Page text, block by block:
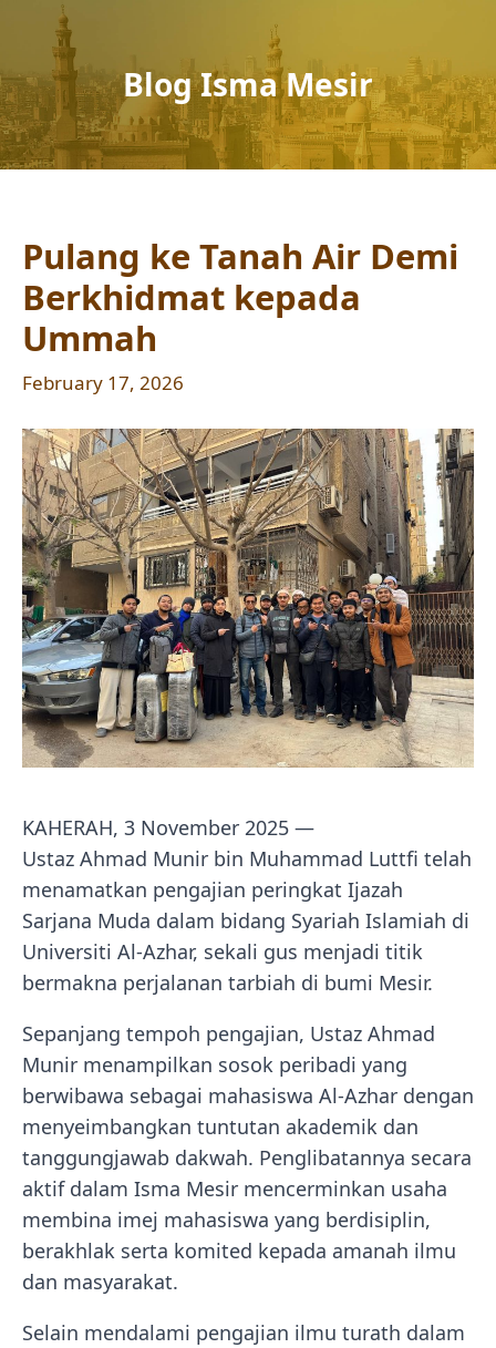
Blog Isma Mesir
Pulang ke Tanah Air Demi
Berkhidmat kepada
Ummah
February 17, 2026
KAHERAH, 3 November 2025 —
Ustaz Ahmad Munir bin Muhammad Luttfi telah
menamatkan pengajian peringkat Ijazah
Sarjana Muda dalam bidang Syariah Islamiah di
Universiti Al-Azhar, sekali gus menjadi titik
bermakna perjalanan tarbiah di bumi Mesir.
Sepanjang tempoh pengajian, Ustaz Ahmad
Munir menampilkan sosok peribadi yang
berwibawa sebagai mahasiswa Al-Azhar dengan
menyeimbangkan tuntutan akademik dan
tanggungjawab dakwah. Penglibatannya secara
aktif dalam Isma Mesir mencerminkan usaha
membina imej mahasiswa yang berdisiplin,
berakhlak serta komited kepada amanah ilmu
dan masyarakat.
Selain mendalami pengajian ilmu turath dalam